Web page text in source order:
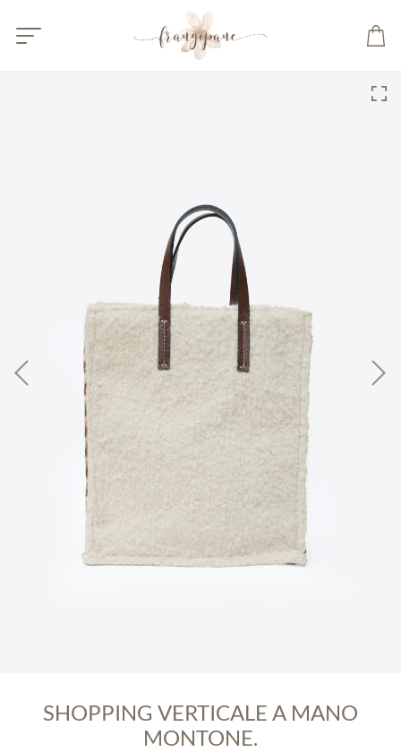
SHOPPING VERTICALE A MANO
MONTONE.